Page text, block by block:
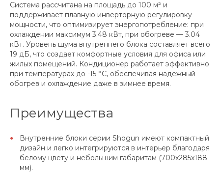
Система рассчитана на площадь до 100 м² и
поддерживает плавную инверторную регулировку
мощности, что оптимизирует энергопотребление: при
охлаждении максимум 3.48 кВт, при обогреве — 3.04
кВт. Уровень шума внутреннего блока составляет всего
19 дБ, что создает комфортные условия для офиса или
жилых помещений. Кондиционер работает эффективно
при температурах до -15 °C, обеспечивая надежный
обогрев и охлаждение даже в зимнее время.
Преимущества
Внутренние блоки серии Shogun имеют компактный
дизайн и легко интегрируются в интерьер благодаря
белому цвету и небольшим габаритам (700x285x188
мм).